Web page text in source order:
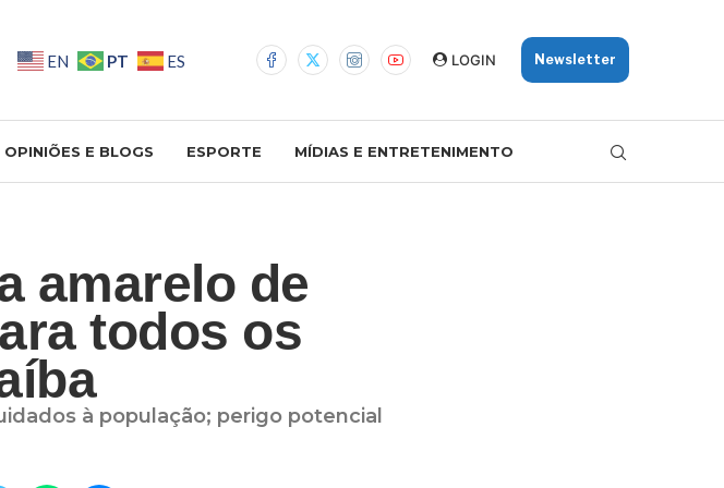
EN PT ES LOGIN Newsletter
OPINIÕES E BLOGS ESPORTE MÍDIAS E ENTRETENIMENTO
amarelo de
todos os
à população; perigo potencial